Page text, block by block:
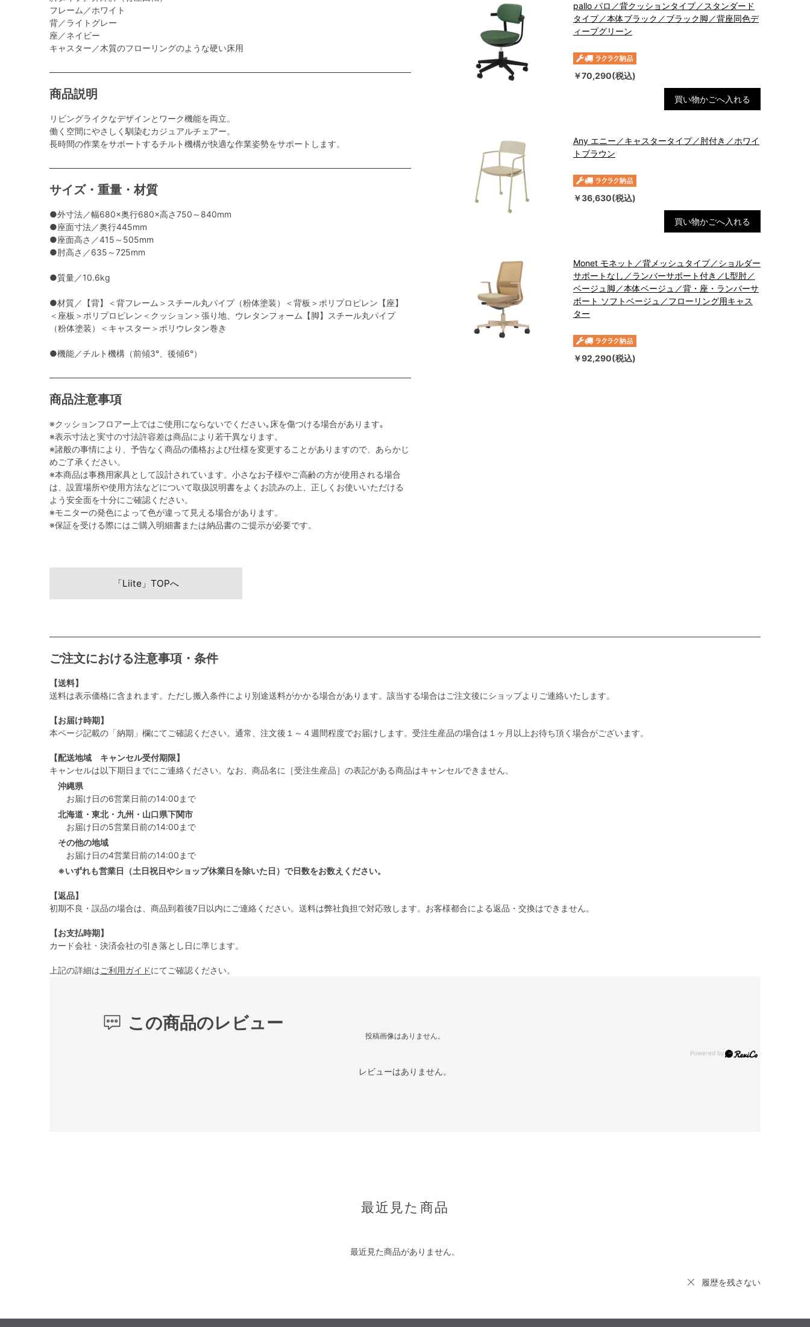
フレーム／ホワイト
背／ライトグレー
座／ネイビー
キャスター／木質のフローリングのような硬い床用
商品説明
リビングライクなデザインとワーク機能を両立。
働く空間にやさしく馴染むカジュアルチェアー。
長時間の作業をサポートするチルト機構が快適な作業姿勢をサポートします。
サイズ・重量・材質
●外寸法／幅680×奥行680×高さ750～840mm
●座面寸法／奥行445mm
●座面高さ／415～505mm
●肘高さ／635～725mm
●質量／10.6kg
●材質／【背】＜背フレーム＞スチール丸パイプ（粉体塗装）＜背板＞ポリプロピレン【座】
＜座板＞ポリプロピレン＜クッション＞張り地、ウレタンフォーム【脚】スチール丸パイプ
（粉体塗装）＜キャスター＞ポリウレタン巻き
●機能／チルト機構（前傾3°、後傾6°）
商品注意事項
※クッションフロアー上ではご使用にならないでください｡床を傷つける場合があります｡
※表示寸法と実寸の寸法許容差は商品により若干異なります。
※諸般の事情により、予告なく商品の価格および仕様を変更することがありますので、あらかじ
めご了承ください。
※本商品は事務用家具として設計されています。小さなお子様やご高齢の方が使用される場合
は、設置場所や使用方法などについて取扱説明書をよくお読みの上、正しくお使いいただける
よう安全面を十分にご確認ください。
※モニターの発色によって色が違って見える場合があります。
※保証を受ける際にはご購入明細書または納品書のご提示が必要です。
pallo パロ／背クッションタイプ／スタンダード
タイプ／本体ブラック／ブラック脚／背座同色デ
ィープグリーン
￥70,290(税込)
買い物かごへ入れる
Any エニー／キャスタータイプ／肘付き／ホワイ
トブラウン
￥36,630(税込)
買い物かごへ入れる
Monet モネット／背メッシュタイプ／ショルダー
サポートなし／ランバーサポート付き／L型肘／
ベージュ脚／本体ベージュ／背・座・ランバーサ
ポート ソフトベージュ／フローリング用キャス
ター
￥92,290(税込)
「Liite」TOPへ
ご注文における注意事項・条件
【送料】
送料は表示価格に含まれます。ただし搬入条件により別途送料がかかる場合があります。該当する場合はご注文後にショップよりご連絡いたします。
【お届け時期】
本ページ記載の「納期」欄にてご確認ください。通常、注文後１～４週間程度でお届けします。受注生産品の場合は１ヶ月以上お待ち頂く場合がございます。
【配送地域 キャンセル受付期限】
キャンセルは以下期日までにご連絡ください。なお、商品名に［受注生産品］の表記がある商品はキャンセルできません。
沖縄県
お届け日の6営業日前の14:00まで
北海道・東北・九州・山口県下関市
お届け日の5営業日前の14:00まで
その他の地域
お届け日の4営業日前の14:00まで
※いずれも営業日（土日祝日やショップ休業日を除いた日）で日数をお数えください。
【返品】
初期不良・誤品の場合は、商品到着後7日以内にご連絡ください。送料は弊社負担で対応致します。お客様都合による返品・交換はできません。
【お支払時期】
カード会社・決済会社の引き落とし日に準じます。
上記の詳細はご利用ガイドにてご確認ください。
この商品のレビュー
投稿画像はありません。
レビューはありません。
最近見た商品
最近見た商品がありません。
履歴を残さない